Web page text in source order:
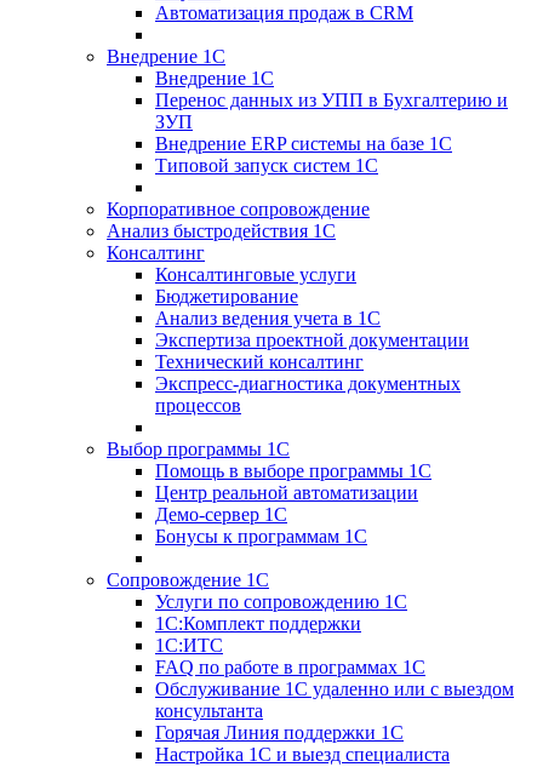
Автоматизация продаж в CRM
Внедрение 1С
Внедрение 1С
Перенос данных из УПП в Бухгалтерию и
ЗУП
Внедрение ERP системы на базе 1С
Типовой запуск систем 1С
Корпоративное сопровождение
Анализ быстродействия 1С
Консалтинг
Консалтинговые услуги
Бюджетирование
Анализ ведения учета в 1С
Экспертиза проектной документации
Технический консалтинг
Экспресс-диагностика документных
процессов
Выбор программы 1С
Помощь в выборе программы 1С
Центр реальной автоматизации
Демо-сервер 1С
Бонусы к программам 1С
Сопровождение 1С
Услуги по сопровождению 1С
1С:Комплект поддержки
1С:ИТС
FAQ по работе в программах 1С
Обслуживание 1С удаленно или с выездом
консультанта
Горячая Линия поддержки 1С
Настройка 1С и выезд специалиста